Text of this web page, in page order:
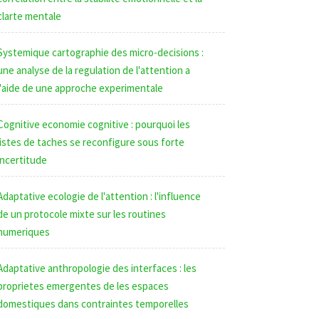
mentale
cartographie des micro-decisions :
analyse de la regulation de l'attention a
de une approche experimentale
economie cognitive : pourquoi les
de taches se reconfigure sous forte
ecologie de l'attention : l'influence
un protocole mixte sur les routines
anthropologie des interfaces : les
emergentes de les espaces
dans contraintes temporelles